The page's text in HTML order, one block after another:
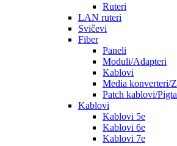
Ruteri
LAN ruteri
Svičevi
Fiber
Paneli
Moduli/Adapteri
Kablovi
Media konverteri/
Patch kablovi/
Kablovi
Kablovi 5e
Kablovi 6e
Kablovi 7e